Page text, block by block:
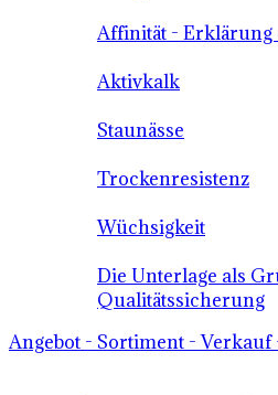
Affinität - Erklärung
Aktivkalk
Staunässe
Trockenresistenz
Wüchsigkeit
Die Unterlage als
Qualitätssicherung
Angebot - Sortiment - Verkauf